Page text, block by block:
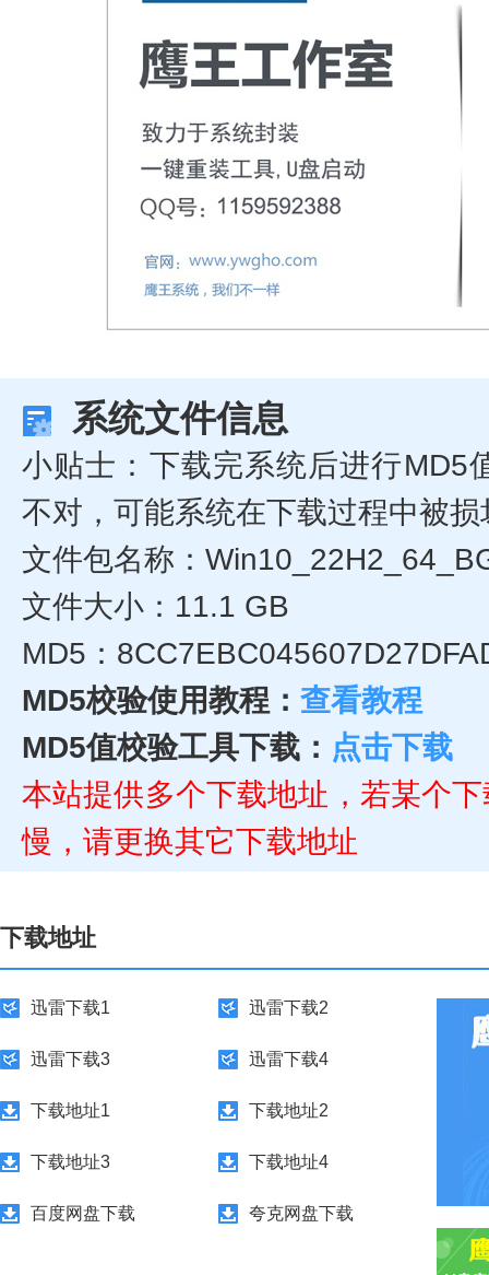
系统文件信息
小贴士：下载完系统后进行MD5
不对，可能系统在下载过程中被
文件包名称：
文件大小：11.1 GB
MD5：
MD5校验使用教程： 查看教程
MD5值校验工具下载： 点击下载
本站提供多个下载地址，若某个
慢，请更换其它下载地址
下载地址
迅雷下载1 迅雷下载2
迅雷下载3 迅雷下载4
下载地址1 下载地址2
下载地址3 下载地址4
百度网盘下载 夸克网盘下载